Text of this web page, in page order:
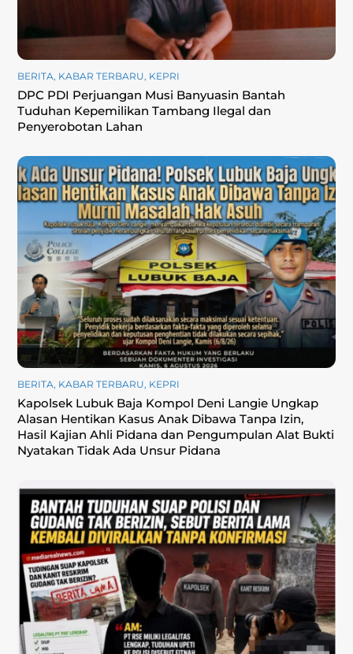
BERITA, KABAR TERBARU, KEPRI
DPC PDI Perjuangan Musi Banyuasin Bantah
Tuduhan Kepemilikan Tambang Ilegal dan
Penyerobotan Lahan
BERITA, KABAR TERBARU, KEPRI
Kapolsek Lubuk Baja Kompol Deni Langie Ungkap
Alasan Hentikan Kasus Anak Dibawa Tanpa Izin,
Hasil Kajian Ahli Pidana dan Pengumpulan Alat Bukti
Nyatakan Tidak Ada Unsur Pidana